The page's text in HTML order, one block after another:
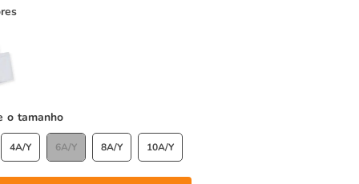
tamanho
4A/Y 6A/Y 8A/Y 10A/Y